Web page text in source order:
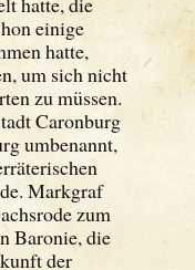
einige
hatte,
um sich nicht
zu müssen.
Caronburg
umbenannt,
Markgraf
zum
Baronie, die
der